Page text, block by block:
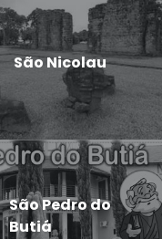
São Nicolau
São Pedro do
Butiá